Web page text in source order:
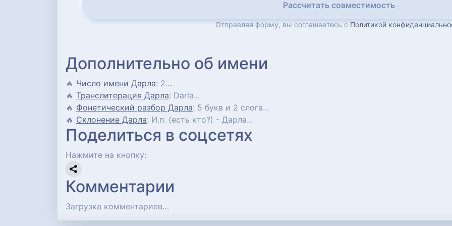
Рассчитать совместимость
Отправляя форму, вы соглашаетесь с Политикой
Дополнительно об имени
🔥 Число имени Дарла: 2...
🔥 Транслитерация Дарла: Darla...
🔥 Фонетический разбор Дарла: 5 букв и 2 слога...
🔥 Склонение Дарла: И.п. (есть кто?) - Дарла...
Поделиться в соцсетях
Нажмите на кнопку:
Комментарии
Загрузка комментариев…